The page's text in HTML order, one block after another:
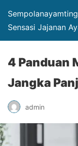
Sensasi Jajanan
4 Panduan
Jangka
admin